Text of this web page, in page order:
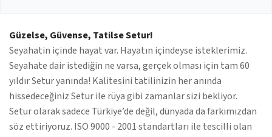
Güzelse, Güvense, Tatilse Setur!
Seyahatin içinde hayat var. Hayatın içindeyse isteklerimiz.
Seyahate dair istediğin ne varsa, gerçek olması için tam 60
yıldır Setur yanında! Kalitesini tatilinizin her anında
hissedeceğiniz Setur ile rüya gibi zamanlar sizi bekliyor.
Setur olarak sadece Türkiye’de değil, dünyada da farkımızdan
söz ettiriyoruz. ISO 9000 - 2001 standartları ile tescilli olan